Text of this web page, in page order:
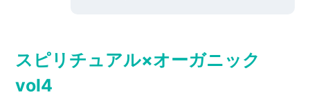
スピリチュアル×オーガニック
vol4